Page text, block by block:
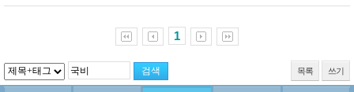
1
목록 쓰기